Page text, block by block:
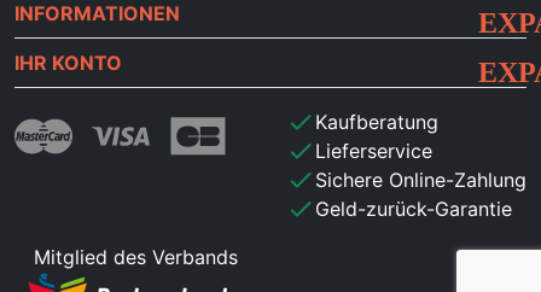
INFORMATIONEN
IHR KONTO
check Kaufberatung
check Lieferservice
check Sichere Online-Zahlung
check Geld-zurück-Garantie
Mitglied des Verbands